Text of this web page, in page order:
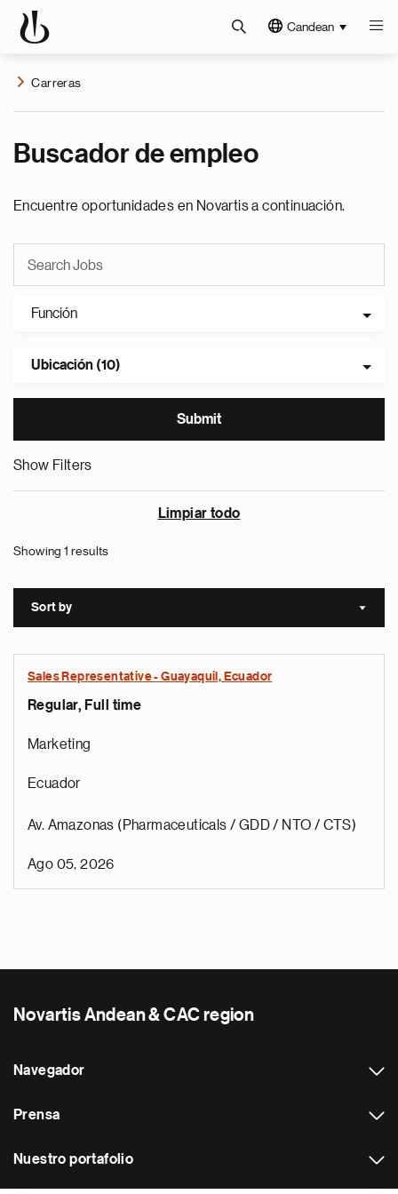
Candean
Carreras
Buscador de empleo
Encuentre oportunidades en Novartis a continuación.
Función
Ubicación (10)
Show Filters
Limpiar todo
Showing 1 results
Sort by Sort
Sales Representative - Guayaquil, Ecuador
Regular, Full time
Marketing
Ecuador
Av. Amazonas (Pharmaceuticals / GDD / NTO / CTS)
Ago 05, 2026
Novartis Andean & CAC region
Navegador
Prensa
Nuestro portafolio